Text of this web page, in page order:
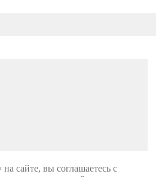
сайте, вы соглашаетесь с